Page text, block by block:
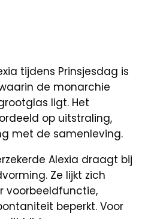
tijdens Prinsjesdag is
de monarchie
ligt. Het
op uitstraling,
met de samenleving.
Alexia draagt bij
Ze lijkt zich
voorbeeldfunctie,
beperkt. Voor